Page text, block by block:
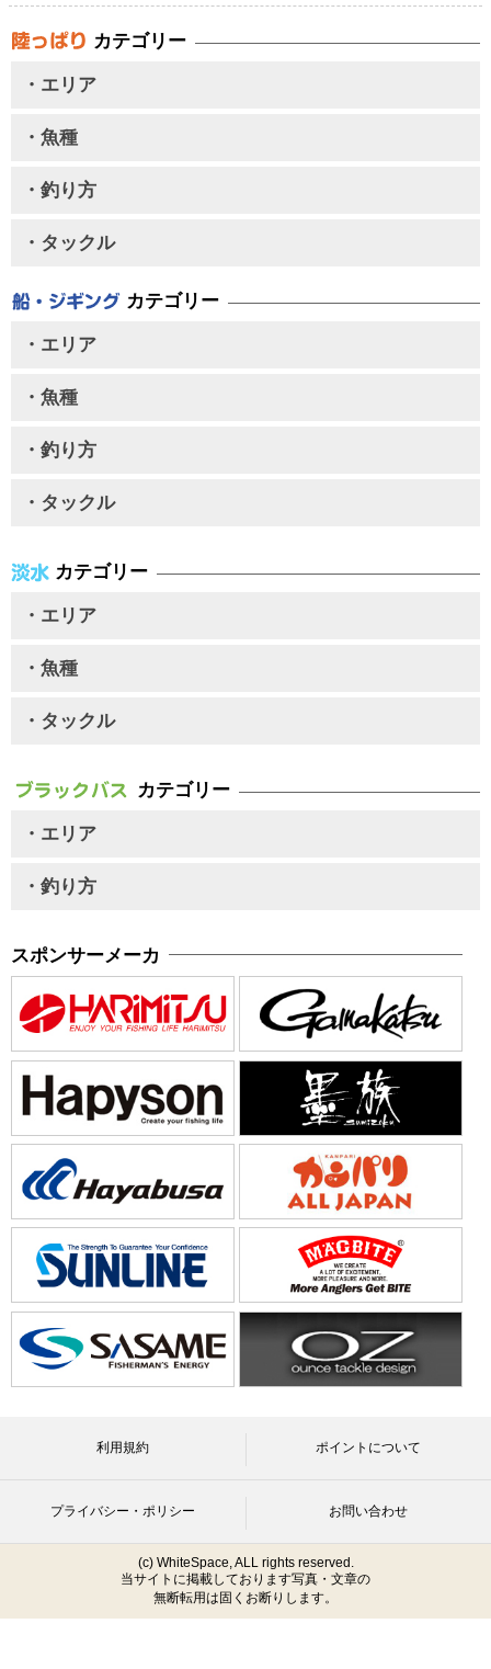
カテゴリー
・エリア
・魚種
・釣り方
・タックル
カテゴリー
・エリア
・魚種
・釣り方
・タックル
カテゴリー
・エリア
・魚種
・タックル
カテゴリー
・エリア
・釣り方
スポンサーメーカ
利用規約 ポイントについて
プライバシー・ポリシー お問い合わせ
(c) WhiteSpace, ALL rights reserved.
当サイトに掲載しております写真・文章の
無断転用は固くお断りします。